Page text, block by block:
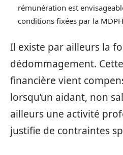
rémunération est
conditions fixées par la MDPH
Il existe par ailleurs la
dédommagement.
financière vient
lorsqu’un aidant, non
ailleurs une activité
justifie de contraintes